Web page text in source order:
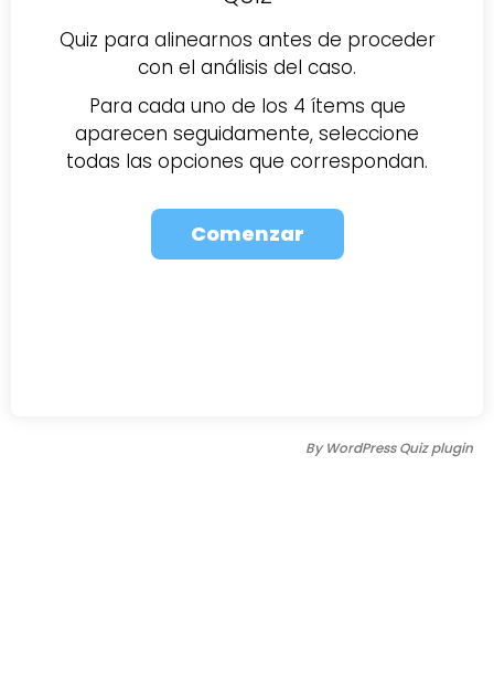
Quiz para alinearnos antes de proceder
con el análisis del caso.
Para cada uno de los 4 ítems que
aparecen seguidamente, seleccione
todas las opciones que correspondan.
ByWordPress Quiz plugin